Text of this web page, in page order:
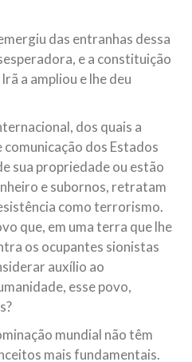
das entranhas dessa
e a constituição
a ampliou e lhe deu
dos quais a
dos Estados
sua propriedade ou estão
e subornos, retratam
como terrorismo.
que, em uma terra que lhe
os ocupantes sionistas
auxílio ao
esse povo,
mundial não têm
mais fundamentais.